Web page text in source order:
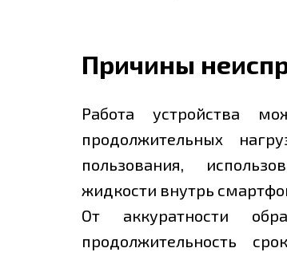
Причины
Работа устройства
продолжительных
пользования,
жидкости внутрь
От аккуратности
продолжительность